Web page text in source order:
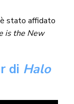
stato affidato
is the New
di Halo